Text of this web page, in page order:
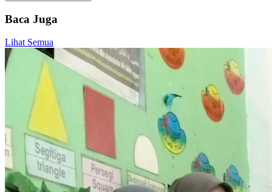
Baca Juga
Lihat Semua